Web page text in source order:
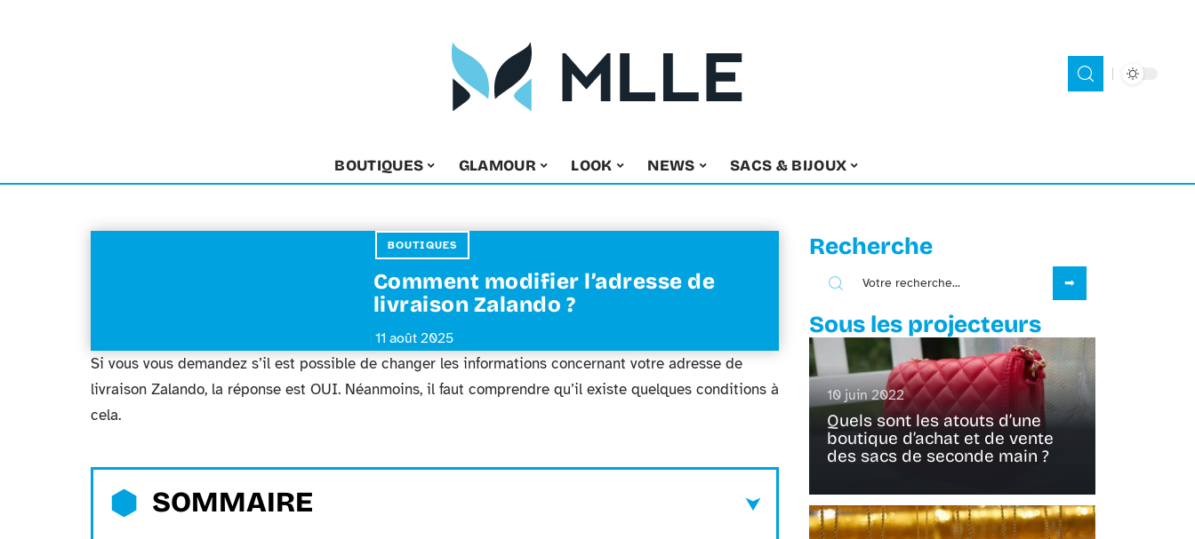
BOUTIQUES GLAMOUR LOOK NEWS SACS & BIJOUX
BOUTIQUES
Comment modifier l’adresse de
livraison Zalando ?
11 août 2025
Si vous vous demandez s’il est possible de changer les informations concernant votre adresse de
livraison Zalando, la réponse est OUI. Néanmoins, il faut comprendre qu’il existe quelques conditions à
cela.
SOMMAIRE
Recherche
Sous les projecteurs
10 juin 2022
Quels sont les atouts d’une
boutique d’achat et de vente
des sacs de seconde main ?